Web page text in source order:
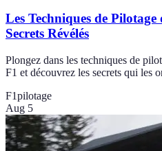
Les Techniques de Pilotage
Secrets Révélés
Plongez dans les techniques de
F1 et découvrez les secrets qui les
F1pilotage
Aug 5